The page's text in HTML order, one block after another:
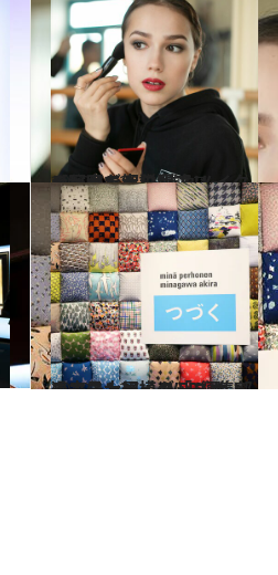
2019.11.22
【写真で解説】アリーナ・ザギトワ 勝負メイクの秘密を大公開
ビューティ＆ヘルス
2019.11.27
過去最大規模の「ミナ ペルホネン展」 WEB編集部のマストバイグッズも！
カルチャー